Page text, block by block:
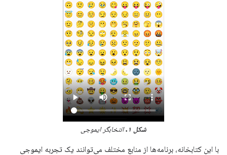
شکل ۱. انتخابگر ایموجی
با این کتابخانه، برنامه‌ها از منابع مختلف می‌توانند یک تجربه ایموجی